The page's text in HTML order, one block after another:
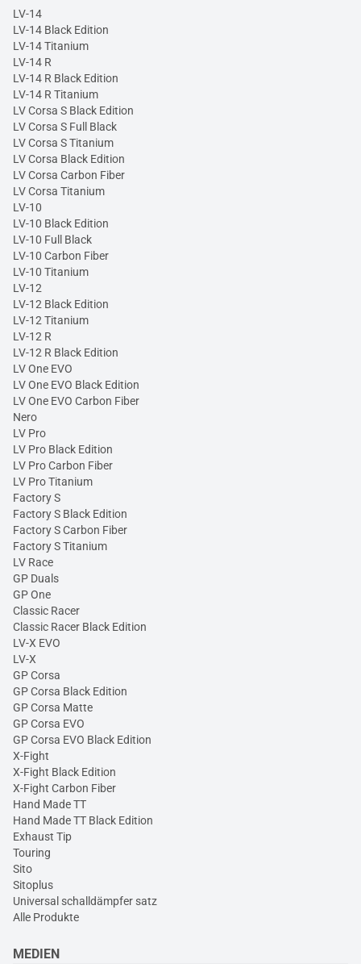
LV-14
LV-14 Black Edition
LV-14 Titanium
LV-14 R
LV-14 R Black Edition
LV-14 R Titanium
LV Corsa S Black Edition
LV Corsa S Full Black
LV Corsa S Titanium
LV Corsa Black Edition
LV Corsa Carbon Fiber
LV Corsa Titanium
LV-10
LV-10 Black Edition
LV-10 Full Black
LV-10 Carbon Fiber
LV-10 Titanium
LV-12
LV-12 Black Edition
LV-12 Titanium
LV-12 R
LV-12 R Black Edition
LV One EVO
LV One EVO Black Edition
LV One EVO Carbon Fiber
Nero
LV Pro
LV Pro Black Edition
LV Pro Carbon Fiber
LV Pro Titanium
Factory S
Factory S Black Edition
Factory S Carbon Fiber
Factory S Titanium
LV Race
GP Duals
GP One
Classic Racer
Classic Racer Black Edition
LV-X EVO
LV-X
GP Corsa
GP Corsa Black Edition
GP Corsa Matte
GP Corsa EVO
GP Corsa EVO Black Edition
X-Fight
X-Fight Black Edition
X-Fight Carbon Fiber
Hand Made TT
Hand Made TT Black Edition
Exhaust Tip
Touring
Sito
Sitoplus
Universal schalldämpfer satz
Alle Produkte
MEDIEN